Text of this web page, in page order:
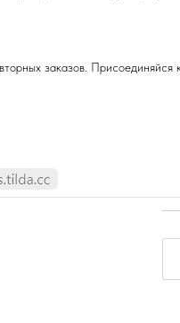
заказов. Присоединяйся